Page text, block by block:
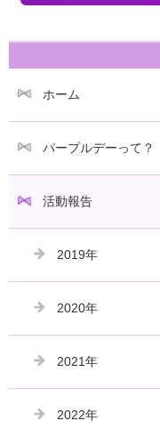
ホーム
パープルデーって？
活動報告
2019年
2020年
2021年
2022年